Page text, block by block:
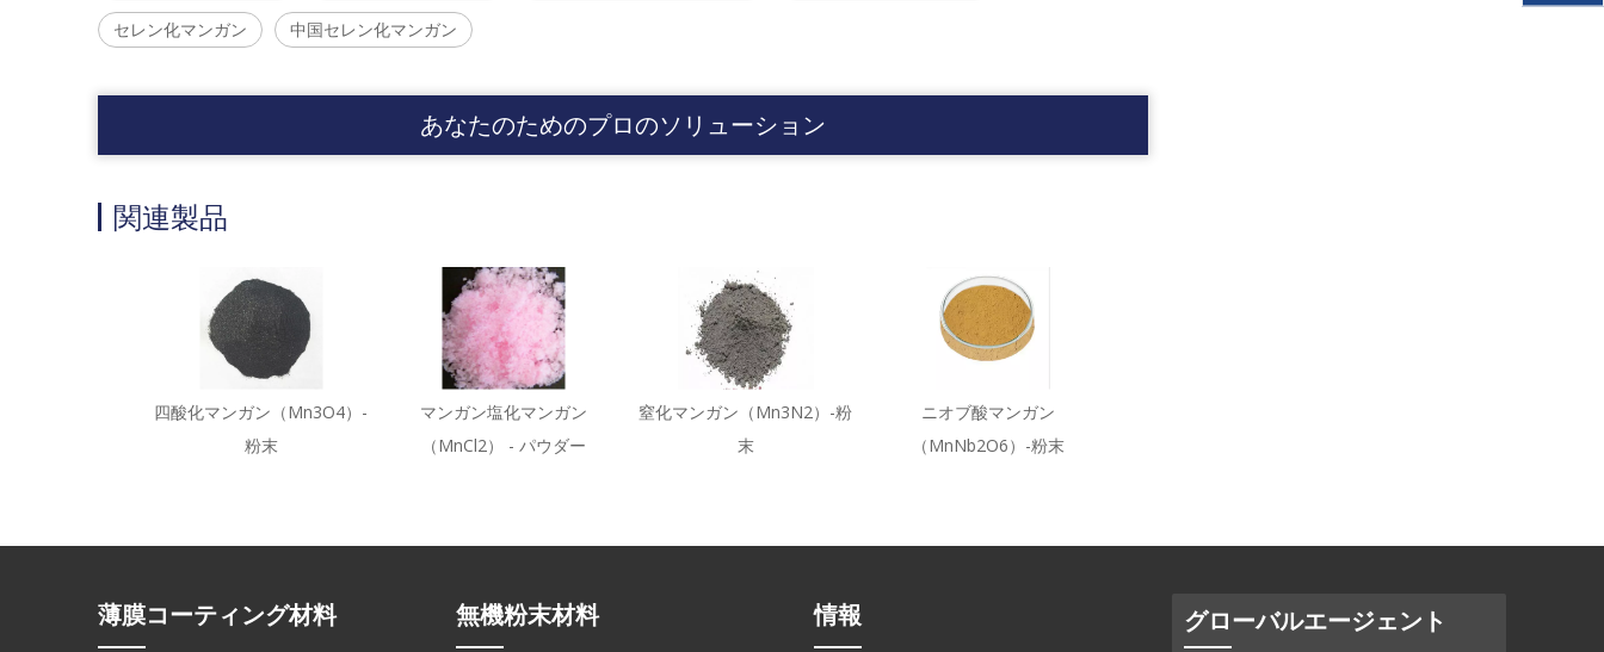
セレン化マンガン 中国セレン化マンガン
あなたのためのプロのソリューション
関連製品
四酸化マンガン（Mn3O4）-
粉末
マンガン塩化マンガン
（MnCl2） - パウダー
窒化マンガン（Mn3N2）-粉
末
ニオブ酸マンガン
（MnNb2O6）-粉末
薄膜コーティング材料 無機粉末材料 情報 グローバルエージェント